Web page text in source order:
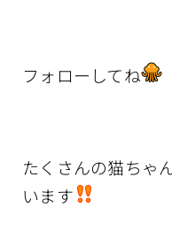
フォローしてね
たくさんの猫ちゃ
います